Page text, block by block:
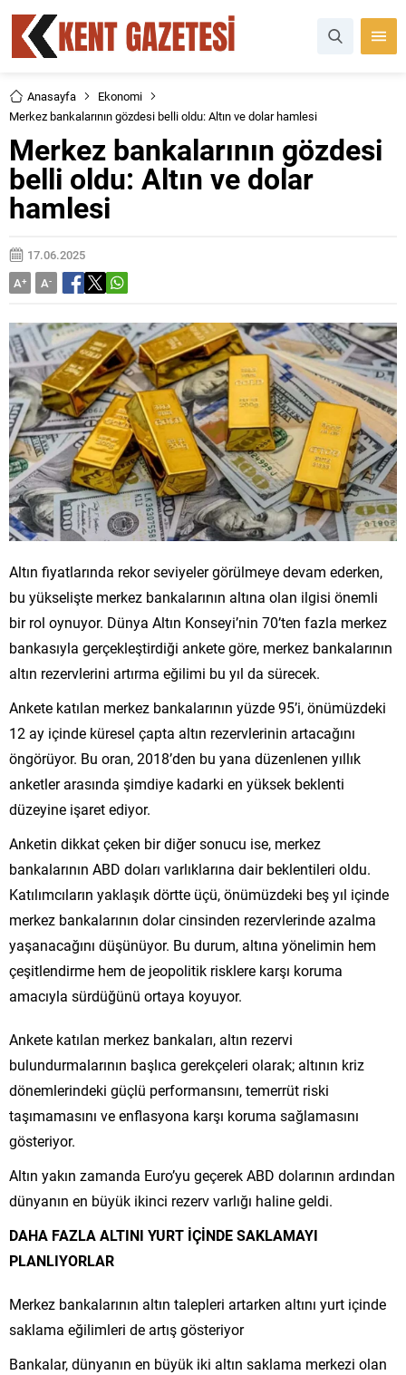
Anasayfa
Ekonomi
Merkez bankalarının gözdesi belli oldu: Altın ve dolar hamlesi
Merkez bankalarının gözdesi
belli oldu: Altın ve dolar
hamlesi
17.06.2025
A+ A-
Altın fiyatlarında rekor seviyeler görülmeye devam ederken,
bu yükselişte merkez bankalarının altına olan ilgisi önemli
bir rol oynuyor. Dünya Altın Konseyi’nin 70’ten fazla merkez
bankasıyla gerçekleştirdiği ankete göre, merkez bankalarının
altın rezervlerini artırma eğilimi bu yıl da sürecek.
Ankete katılan merkez bankalarının yüzde 95’i, önümüzdeki
12 ay içinde küresel çapta altın rezervlerinin artacağını
öngörüyor. Bu oran, 2018’den bu yana düzenlenen yıllık
anketler arasında şimdiye kadarki en yüksek beklenti
düzeyine işaret ediyor.
Anketin dikkat çeken bir diğer sonucu ise, merkez
bankalarının ABD doları varlıklarına dair beklentileri oldu.
Katılımcıların yaklaşık dörtte üçü, önümüzdeki beş yıl içinde
merkez bankalarının dolar cinsinden rezervlerinde azalma
yaşanacağını düşünüyor. Bu durum, altına yönelimin hem
çeşitlendirme hem de jeopolitik risklere karşı koruma
amacıyla sürdüğünü ortaya koyuyor.
Ankete katılan merkez bankaları, altın rezervi
bulundurmalarının başlıca gerekçeleri olarak; altının kriz
dönemlerindeki güçlü performansını, temerrüt riski
taşımamasını ve enflasyona karşı koruma sağlamasını
gösteriyor.
Altın yakın zamanda Euro’yu geçerek ABD dolarının ardından
dünyanın en büyük ikinci rezerv varlığı haline geldi.
DAHA FAZLA ALTINI YURT İÇİNDE SAKLAMAYI
PLANLIYORLAR
Merkez bankalarının altın talepleri artarken altını yurt içinde
saklama eğilimleri de artış gösteriyor
Bankalar, dünyanın en büyük iki altın saklama merkezi olan